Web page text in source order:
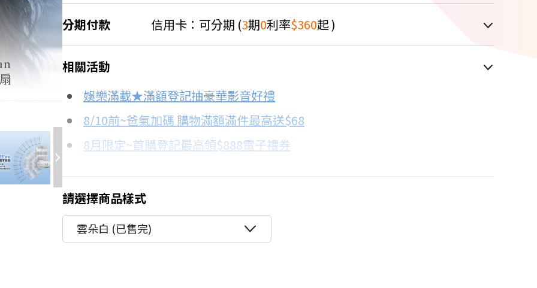
7.9折
分期付款 信用卡：可分期 (3期0利率$360起 )
＊實際可分期數、適用利率，請以購物車顯示為主
信用卡分期
分期數
3期 0利率
12期
每期金額
$360
$96
配合銀行/業者
18家銀行/業者
相關活動
娛樂滿載★滿額登記抽豪華影音好禮
8/10前~爸氣加碼 購物滿額滿件最高送$68
8月限定~首購登記最高領$888電子禮券
更多信用卡分期0利率滿額享回饋
DC與AC風扇有什麼不同？→點我看達人教你買
請選擇商品樣式
雲朵白 (已售完)